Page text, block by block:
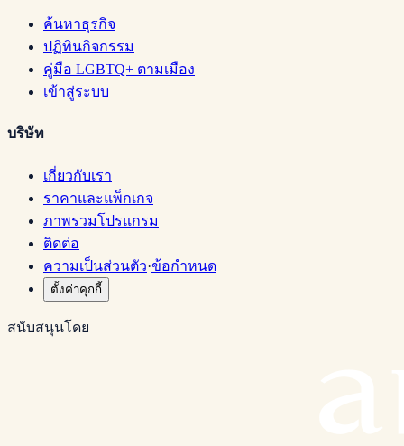
ค้นหาธุรกิจ
ปฏิทินกิจกรรม
คู่มือ LGBTQ+ ตามเมือง
เข้าสู่ระบบ
บริษัท
เกี่ยวกับเรา
ราคาและแพ็กเกจ
ภาพรวมโปรแกรม
ติดต่อ
ความเป็นส่วนตัว·ข้อกำหนด
ตั้งค่าคุกกี้
สนับสนุนโดย